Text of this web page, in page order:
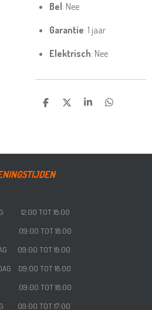
Bel: Nee
Garantie: 1 jaar
Elektrisch: Nee
DELENDEEL SHAREDELEN
12:00 TOT 18:00
09:00 TOT 18:00
09:00 TOT 18:00
09:00 TOT 18:00
09:00 TOT 18:00
09:00 TOT 17:00